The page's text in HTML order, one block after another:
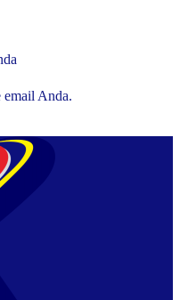
email Anda.